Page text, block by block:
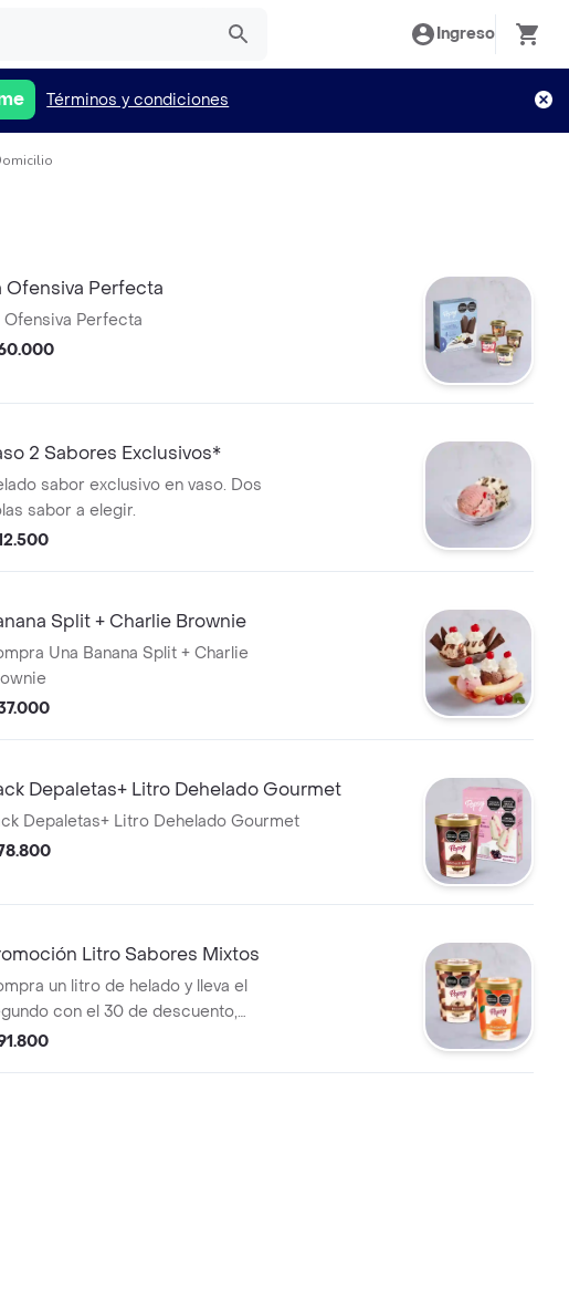
Ingreso
Términos y condiciones
Ofensiva Perfecta
Ofensiva Perfecta
2 Sabores Exclusivos*
sabor exclusivo en vaso. Dos
sabor a elegir.
Split + Charlie Brownie
Una Banana Split + Charlie
Depaletas+ Litro Dehelado Gourmet
Depaletas+ Litro Dehelado Gourmet
Litro Sabores Mixtos
un litro de helado y lleva el
con el 30 de descuento,
surtidos